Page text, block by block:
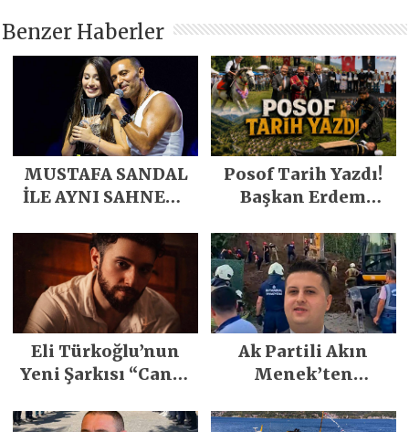
Benzer Haberler
MUSTAFA SANDAL
İLE AYNI SAHNEDE
Posof Tarih Yazdı!
Başkan Erdem
Emeğiyle Son
Yılların En Büyük
Festivali
Gerçekleşti
Eli Türkoğlu’nun
Yeni Şarkısı “Canın
İlgi Gördü!..
Ak Partili Akın
Menek’ten
heyelan sonrası